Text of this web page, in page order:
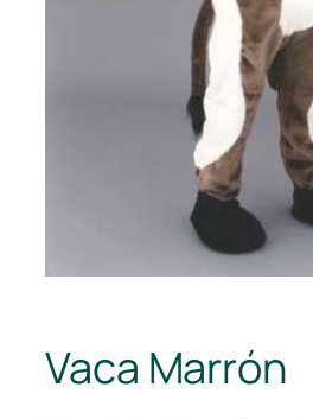
Vaca Marrón